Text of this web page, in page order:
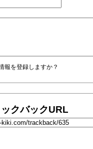
報を登録しますか？
クバックURL